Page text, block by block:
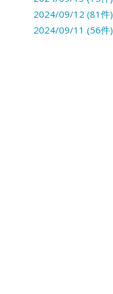
2024/09/12 (81件)
2024/09/11 (56件)